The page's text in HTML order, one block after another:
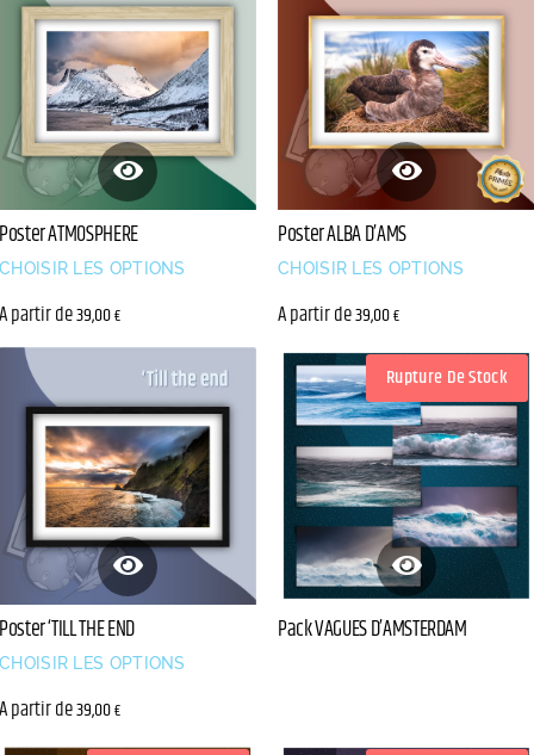
Poster ATMOSPHERE
A partir de39,00€
CHOISIR LES OPTIONS
Poster ALBA D’AMS
A partir de39,00€
CHOISIR LES OPTIONS
Poster ‘TILL THE END
A partir de39,00€
CHOISIR LES OPTIONS
Rupture De Stock
Pack VAGUES D’AMSTERDAM